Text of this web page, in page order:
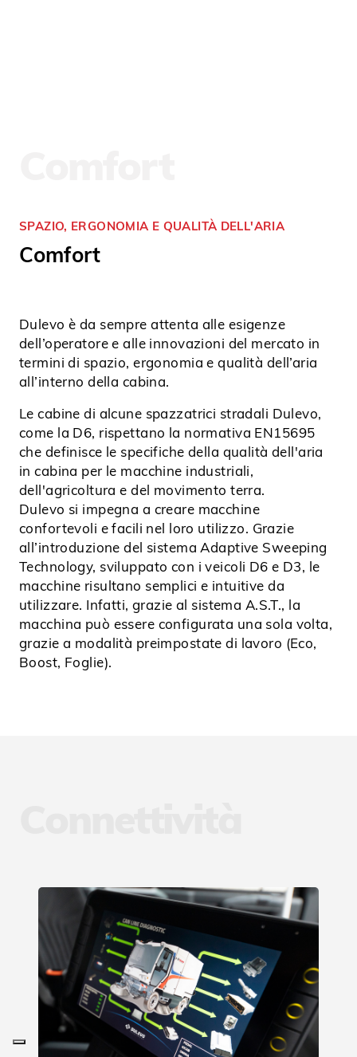
SPAZIO, ERGONOMIA E QUALITÀ DELL'ARIA
Comfort
Dulevo è da sempre attenta alle esigenze
dell’operatore e alle innovazioni del mercato in
termini di spazio, ergonomia e qualità dell’aria
all’interno della cabina.
Le cabine di alcune spazzatrici stradali Dulevo,
come la D6, rispettano la normativa EN15695
che definisce le specifiche della qualità dell'aria
in cabina per le macchine industriali,
dell'agricoltura e del movimento terra.
Dulevo si impegna a creare macchine
confortevoli e facili nel loro utilizzo. Grazie
all’introduzione del sistema Adaptive Sweeping
Technology, sviluppato con i veicoli D6 e D3, le
macchine risultano semplici e intuitive da
utilizzare. Infatti, grazie al sistema A.S.T., la
macchina può essere configurata una sola volta,
grazie a modalità preimpostate di lavoro (Eco,
Boost, Foglie).